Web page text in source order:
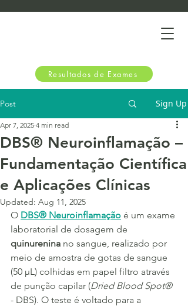
Resultados de Exames
Post Sign Up
DBS® Neuroinflamação –
Fundamentação Científica
e Aplicações Clínicas
Apr 7, 2025 4 min read
Updated: Aug 11, 2025
O DBS® Neuroinflamação é um exame
laboratorial de dosagem de
quinurenina no sangue, realizado por
meio de amostra de gotas de sangue
(50 µL) colhidas em papel filtro através
de punção capilar (Dried Blood Spot®
- DBS). O teste é voltado para a